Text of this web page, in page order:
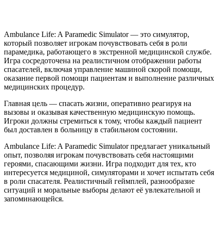
Ambulance Life: A Paramedic Simulator — это симулятор,
который позволяет игрокам почувствовать себя в роли
парамедика, работающего в экстренной медицинской службе.
Игра сосредоточена на реалистичном отображении работы
спасателей, включая управление машиной скорой помощи,
оказание первой помощи пациентам и выполнение различных
медицинских процедур.
Главная цель — спасать жизни, оперативно реагируя на
вызовы и оказывая качественную медицинскую помощь.
Игроки должны стремиться к тому, чтобы каждый пациент
был доставлен в больницу в стабильном состоянии.
Ambulance Life: A Paramedic Simulator предлагает уникальный
опыт, позволяя игрокам почувствовать себя настоящими
героями, спасающими жизни. Игра подходит для тех, кто
интересуется медициной, симуляторами и хочет испытать себя
в роли спасателя. Реалистичный геймплей, разнообразие
ситуаций и моральные выборы делают её увлекательной и
запоминающейся.